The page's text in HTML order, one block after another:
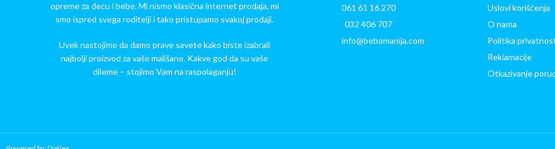
opreme za decu i bebe. Mi nismo klasična internet prodaja, mi
smo ispred svega roditelji i tako pristupamo svakoj prodaji.
Uvek nastojimo da damo prave savete kako biste izabrali
najbolji proizvod za vaše mališane. Kakve god da su vaše
dileme – stojimo Vam na raspolaganju!
061 61 16 270
032 406 707
info@bebomanija.com
Uslovi korišćenja
O nama
Politika
Reklamacije
Otkazivanje